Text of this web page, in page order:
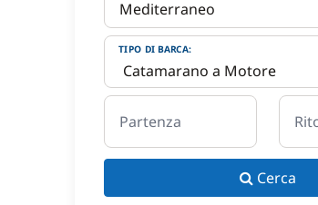
TIPO DI BARCA:
Partenza
Cerca